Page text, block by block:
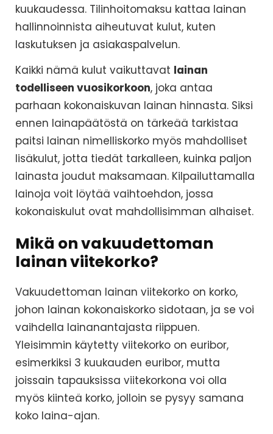
kuukaudessa. Tilinhoitomaksu kattaa lainan
hallinnoinnista aiheutuvat kulut, kuten
laskutuksen ja asiakaspalvelun.
Kaikki nämä kulut vaikuttavat lainan
todelliseen vuosikorkoon, joka antaa
parhaan kokonaiskuvan lainan hinnasta. Siksi
ennen lainapäätöstä on tärkeää tarkistaa
paitsi lainan nimelliskorko myös mahdolliset
lisäkulut, jotta tiedät tarkalleen, kuinka paljon
lainasta joudut maksamaan. Kilpailuttamalla
lainoja voit löytää vaihtoehdon, jossa
kokonaiskulut ovat mahdollisimman alhaiset.
Mikä on vakuudettoman
lainan viitekorko?
Vakuudettoman lainan viitekorko on korko,
johon lainan kokonaiskorko sidotaan, ja se voi
vaihdella lainanantajasta riippuen.
Yleisimmin käytetty viitekorko on euribor,
esimerkiksi 3 kuukauden euribor, mutta
joissain tapauksissa viitekorkona voi olla
myös kiinteä korko, jolloin se pysyy samana
koko laina-ajan.